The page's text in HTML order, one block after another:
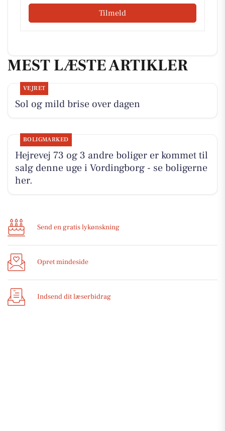
Tilmeld
MEST LÆSTE ARTIKLER
VEJRET
Sol og mild brise over dagen
BOLIGMARKED
Hejrevej 73 og 3 andre boliger er kommet til
salg denne uge i Vordingborg - se boligerne
her.
Send en gratis lykønskning
Opret mindeside
Indsend dit læserbidrag